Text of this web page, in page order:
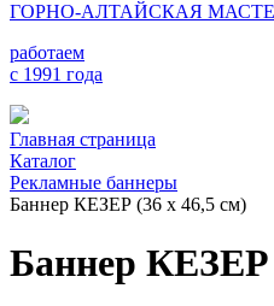
ГОРНО-АЛТАЙСКАЯ
работаем
с 1991 года
Главная страница
Каталог
Рекламные баннеры
Баннер КЕЗЕР (36 х 46,5 см)
Баннер КЕЗЕР